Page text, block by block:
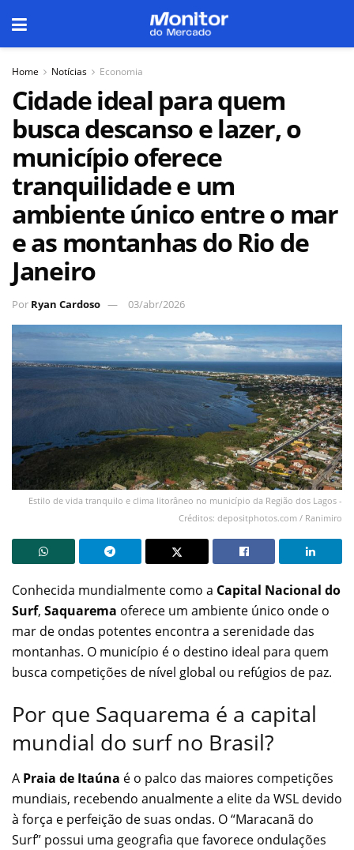
Home Notícias Economia
Cidade ideal para quem
busca descanso e lazer, o
município oferece
tranquilidade e um
ambiente único entre o mar
e as montanhas do Rio de
Janeiro
Por Ryan Cardoso 03/abr/2026
Estilo de vida tranquilo e clima litorâneo no município da Região dos Lagos -
Créditos: depositphotos.com / Ranimiro
Conhecida mundialmente como a Capital Nacional do
Surf, Saquarema oferece um ambiente único onde o
mar de ondas potentes encontra a serenidade das
montanhas. O município é o destino ideal para quem
busca competições de nível global ou refúgios de paz.
Por que Saquarema é a capital
mundial do surf no Brasil?
A Praia de Itaúna é o palco das maiores competições
mundiais, recebendo anualmente a elite da WSL devido
à força e perfeição de suas ondas. O “Maracanã do
Surf” possui uma geografia que favorece ondulações